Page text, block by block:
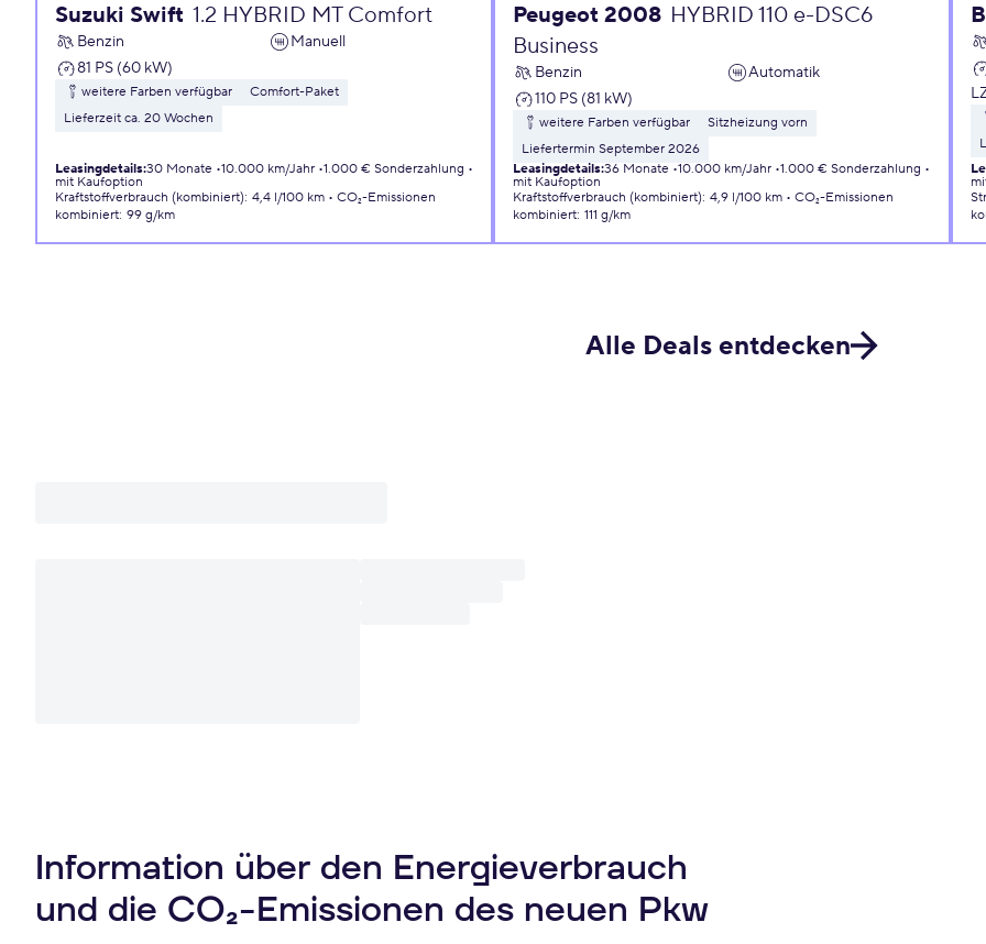
Suzuki Swift 1.2 HYBRID MT Comfort
Benzin
Manuell
81 PS (60 kW)
weitere Farben verfügbar
Comfort-Paket
Lieferzeit ca. 20 Wochen
Leasingdetails:30 Monate 10.000 km/Jahr 1.000 € Sonderzahlung
mit Kaufoption
Kraftstoffverbrauch (kombiniert): 4,4 l/100 km
CO₂-Emissionen
kombiniert: 99 g/km
Peugeot 2008 HYBRID 110 e-DSC6
Business
Benzin
Automatik
110 PS (81 kW)
weitere Farben verfügbar
Sitzheizung vorn
Liefertermin September 2026
Leasingdetails:36 Monate 10.000 km/Jahr 1.000 € Sonderzahlung
mit Kaufoption
Kraftstoffverbrauch (kombiniert): 4,9 l/100 km
CO₂-Emissionen
kombiniert: 111 g/km
Alle Deals entdecken
Information über den Energieverbrauch
und die CO₂-Emissionen des neuen Pkw